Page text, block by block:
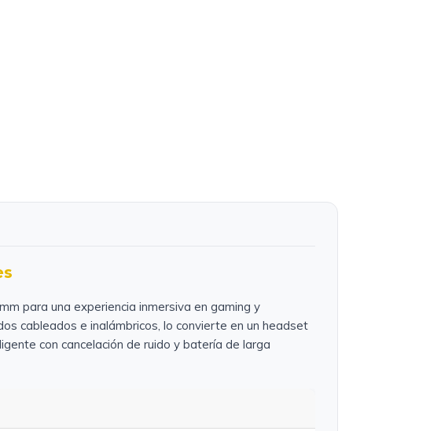
para una experiencia inmersiva en gaming y
cableados e inalámbricos, lo convierte en un headset
con cancelación de ruido y batería de larga